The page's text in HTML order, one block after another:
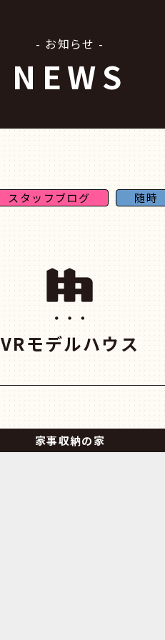
- お知らせ -
NEWS
スタッフブログ 随時
VRモデルハウス
家事収納の家